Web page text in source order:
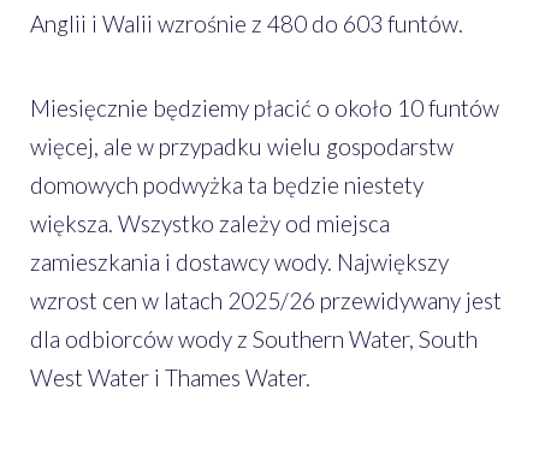
Anglii i Walii wzrośnie z 480 do 603 funtów.
Miesięcznie będziemy płacić o około 10 funtów
więcej, ale w przypadku wielu gospodarstw
domowych podwyżka ta będzie niestety
większa. Wszystko zależy od miejsca
zamieszkania i dostawcy wody. Największy
wzrost cen w latach 2025/26 przewidywany jest
dla odbiorców wody z Southern Water, South
West Water i Thames Water.